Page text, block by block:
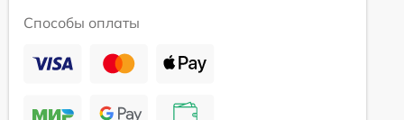
Способы оплаты